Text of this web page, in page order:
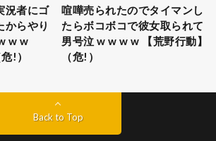
況者にゴ
からやり
w w
!）
喧嘩売られたのでタイマンし
たらボコボコで彼女取られて
男号泣 w w w w 【荒野行動】
（危!）
Back to Top